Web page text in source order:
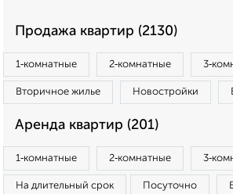
Продажа квартир (2130)
1‑комнатные 2‑комнатные
Вторичное жилье Новостройки
Аренда квартир (201)
1‑комнатные 2‑комнатные
На длительный срок Посуточно